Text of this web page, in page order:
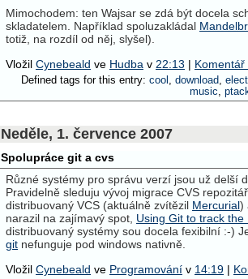
Mimochodem: ten Wajsar se zdá být docela
skladatelem. Například spoluzakládal
totiž, na rozdíl od něj, slyšel).
Vložil Cynebeald ve Hudba v 22:13 | Komentář
Defined tags for this entry: cool , download,
music,
Neděle, 1. července 2007
Spolupráce git a cvs
Různé systémy pro správu verzí jsou už delší
Pravidelně sleduju vývoj migrace CVS
distribuovaný VCS (aktuálně zvítězil Mercurial)
narazil na zajímavý spot, Using Git to track
distribuovaný systémy sou docela fexibilní :-)
git nefunguje pod windows nativně.
Vložil Cynebeald ve Programování v 14:19 |